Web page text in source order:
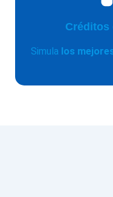
Créditos
Simula los